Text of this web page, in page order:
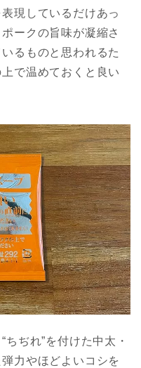
現しているだけあっ
ークの旨味が凝縮さ
るものと思われるた
で温めておくと良い
ぢれ”を付けた中太・
力やほどよいコシを